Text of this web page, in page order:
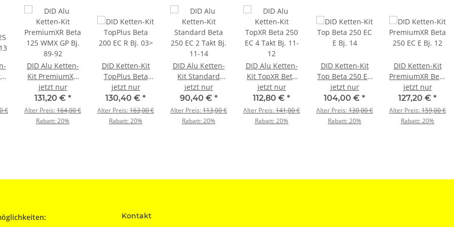
€
DID Alu Ketten-
Kit PremiumXR
Beta 125 WMX
GP Bj. 89-92
jetzt nur
131,20 € *
Alter Preis:164,00 €
Rabatt:20%
DID Ketten-Kit
TopPlus Beta
200 EC R Bj. 03>
jetzt nur
130,40 € *
Alter Preis:163,00 €
Rabatt:20%
DID Alu Ketten-
Kit Standard
Beta 250 EC 2
Takt Bj. 11-14
jetzt nur
90,40 € *
Alter Preis:113,00 €
Rabatt:20%
DID Alu Ketten-
Kit TopXR Beta
250 EC 4 Takt Bj.
11-12
jetzt nur
112,80 € *
Alter Preis:141,00 €
Rabatt:20%
DID Ketten-Kit
Top Beta 250 EC
E Bj. 14
jetzt nur
104,00 € *
Alter Preis:130,00 €
Rabatt:20%
DID Ketten-Kit
PremiumXR Beta
250 EC E Bj. 12
jetzt nur
127,20 € *
Alter Preis:159,00 €
Rabatt:20%
Kontakt